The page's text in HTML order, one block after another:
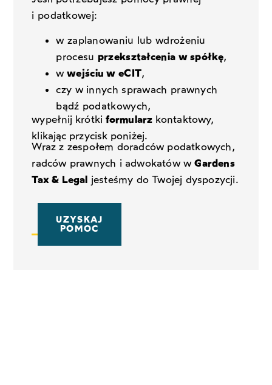
i podatkowej:
w zaplanowaniu lub wdrożeniu
procesu przekształcenia w spółkę,
w wejściu w eCIT,
czy w innych sprawach prawnych
bądź podatkowych,
wypełnij krótki formularzkontaktowy,
klikając przycisk poniżej.
Wraz z zespołem doradców podatkowych,
radców prawnych i adwokatów wGardens
Tax & Legal jesteśmy do Twojej dyspozycji.
UZYSKAJ
POMOC